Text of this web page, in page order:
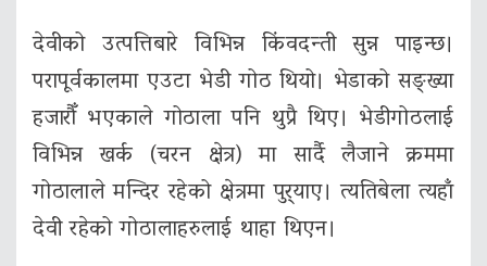
देवीको उत्पत्तिबारे विभिन्न किंवदन्ती सुन्न पाइन्छ।
परापूर्वकालमा एउटा भेडी गोठ थियो। भेडाको सङ्ख्या
हजारौँ भएकाले गोठाला पनि थुप्रै थिए। भेडीगोठलाई
विभिन्न खर्क (चरन क्षेत्र) मा सार्दै लैजाने क्रममा
गोठालाले मन्दिर रहेको क्षेत्रमा पुर्‍याए। त्यतिबेला त्यहाँ
देवी रहेको गोठालाहरुलाई थाहा थिएन।